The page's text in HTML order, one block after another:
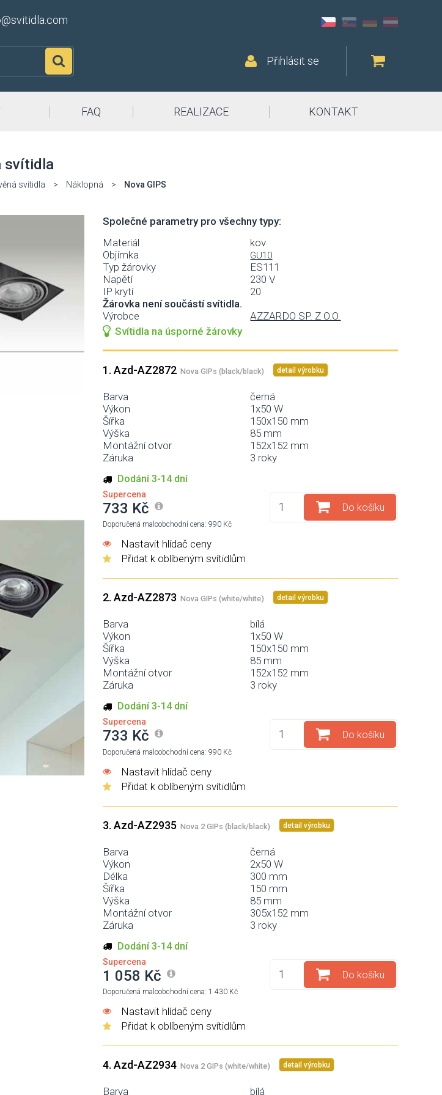
Přihlásit se
FAQ REALIZACE KONTAKT
svítidla
svítidla > Náklopná > Nova GIPS
Společné parametry pro všechny typy:
Materiál
kov
Objímka
GU10
Typ žárovky
ES111
Napětí
230 V
IP krytí
20
Žárovka není součástí svítidla.
Výrobce
AZZARDO SP. Z O.O.
Svítidla na úsporné žárovky
1. Azd-AZ2872 Nova GIPs (black/black) detail výrobku
Barva
černá
Výkon
1x50 W
Šířka
150x150 mm
Výška
85 mm
Montážní otvor
152x152 mm
Záruka
3 roky
Dodání 3-14 dní
Supercena
733 Kč
Doporučená maloobchodní cena: 990 Kč
Do košíku
Nastavit hlídač ceny
Přidat k oblíbeným svítidlům
2. Azd-AZ2873 Nova GIPs (white/white) detail výrobku
Barva
bílá
Výkon
1x50 W
Šířka
150x150 mm
Výška
85 mm
Montážní otvor
152x152 mm
Záruka
3 roky
Dodání 3-14 dní
Supercena
733 Kč
Doporučená maloobchodní cena: 990 Kč
Do košíku
Nastavit hlídač ceny
Přidat k oblíbeným svítidlům
3. Azd-AZ2935 Nova 2 GIPs (black/black) detail výrobku
Barva
černá
Výkon
2x50 W
Délka
300 mm
Šířka
150 mm
Výška
85 mm
Montážní otvor
305x152 mm
Záruka
3 roky
Dodání 3-14 dní
Supercena
1 058 Kč
Doporučená maloobchodní cena: 1 430 Kč
Do košíku
Nastavit hlídač ceny
Přidat k oblíbeným svítidlům
4. Azd-AZ2934 Nova 2 GIPs (white/white) detail výrobku
Barva
bílá